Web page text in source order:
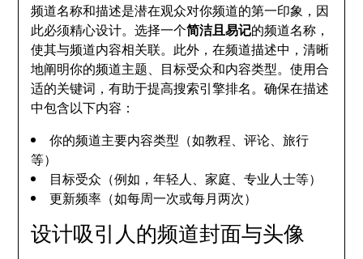
频道名称和描述是潜在观众对你频道的第一印象，因
此必须精心设计。选择一个简洁且易记的频道名称，
使其与频道内容相关联。此外，在频道描述中，清晰
地阐明你的频道主题、目标受众和内容类型。使用合
适的关键词，有助于提高搜索引擎排名。确保在描述
中包含以下内容：
你的频道主要内容类型（如教程、评论、旅行
等）
目标受众（例如，年轻人、家庭、专业人士等）
更新频率（如每周一次或每月两次）
设计吸引人的频道封面与头像